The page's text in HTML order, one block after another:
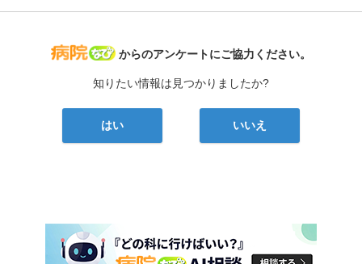
病院なび
からのアンケートにご協力ください。
知りたい情報は見つかりましたか?
はい いいえ